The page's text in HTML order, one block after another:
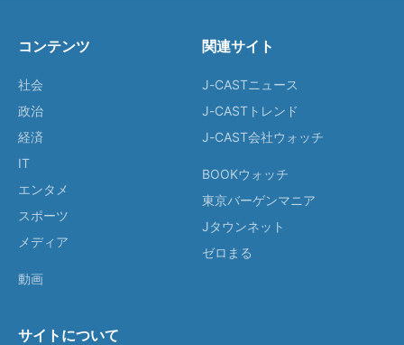
コンテンツ
社会
政治
経済
IT
エンタメ
スポーツ
メディア
動画
関連サイト
J-CASTニュース
J-CASTトレンド
J-CAST会社ウォッチ
BOOKウォッチ
東京バーゲンマニア
Jタウンネット
ゼロまる
サイトについて